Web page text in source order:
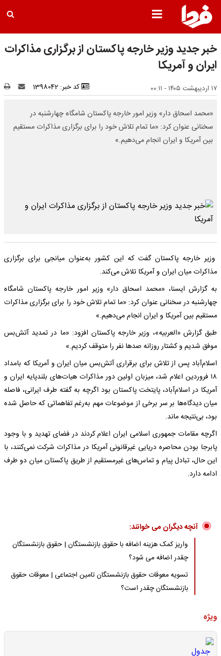
خبر جدید وزیر خارجه پاکستان از برگزاری مذاکرات
ایران و آمریکا
۱۷ اردیبهشت ۱۴۰۵ - ۰۰:۱۱ کد خبر: 1398042
«محمد اسحاق دار» وزیر امور خارجه پاکستان شامگاه چهارشنبه در
سخنانی عنوان کرد: «ما تمام تلاش خود را برای برگزاری مذاکرات مستقیم
بین آمریکا و ایران انجام می‌دهیم.»
وزیر خارجه پاکستان گفت که این کشور به‌عنوان میانجی برای برگزاری
مذاکرات میان ایران و آمریکا تلاش می‌کند.
به گزارش ایسنا، «محمد اسحاق دار» وزیر امور خارجه پاکستان شامگاه
چهارشنبه در سخنانی عنوان کرد: «ما تمام تلاش خود را برای برگزاری مذاکرات
مستقیم بین آمریکا و ایران انجام می‌دهیم.»
طبق گزارش «العربیه»، وزیر خارجه پاکستان افزود: «ما در تمدید آتش‌بس
موفق شدیم و کشتار روزانه صدها نفر را متوقف کردیم.»
اسلام‌آباد پس از تلاش برای برقراری آتش‌بس میان ایران و آمریکا که بامداد
۱۸ فروردین اعلام شد، میزبان اولین دور مذاکرات هیات‌های بلندپایه ایران و
آمریکا در اسلام‌آباد، پایتخت پاکستان بود اگرچه به گفته طرف ایرانی، فاصله
میان دیدگاه‌ها بر سر برخی از موضوعات مهم به‌رغم تفاهماتی که حاصل شده
بود، بی‌نتیجه ماند.
اگرچه مقامات جمهوری اسلامی ایران اعلام کردند در فضای تهدید و با وجود
پابرجا بودن محاصره دریایی غیرقانونی آمریکا در مذاکرات شرکت نمی‌کنند، با
این حال، تبادل پیام و تماس‌های غیرمستقیم از طریق پاکستان میان دو طرف
ادامه دارد.
آنچه دیگران می خوانند:
واریز کمک هزینه اضافه با حقوق بازنشستگان | حقوق بازنشستگان
چقدر اضافه می شود؟
تسویه معوقات حقوق بازنشستگان تامین اجتماعی | معوقات حقوق
بازنشستگان چقدر است؟
ویژه